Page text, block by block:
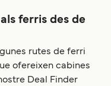
ferris des de
rutes de ferri
ofereixen cabines
Deal Finder